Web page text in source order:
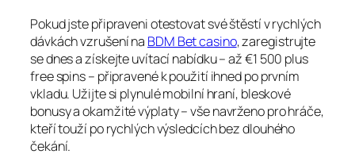
Pokud jste připraveni otestovat své štěstí v rychlých
dávkách vzrušení na BDM Bet casino, zaregistrujte
se dnes a získejte uvítací nabídku – až €1 500 plus
free spins – připravené k použití ihned po prvním
vkladu. Užijte si plynulé mobilní hraní, bleskové
bonusy a okamžité výplaty – vše navrženo pro hráče,
kteří touží po rychlých výsledcích bez dlouhého
čekání.